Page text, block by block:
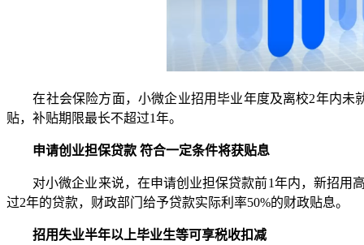
在社会保险方面，小微企业招用毕业年度及离校2年内未
贴，补贴期限最长不超过1年。
申请创业担保贷款 符合一定条件将获贴息
对小微企业来说，在申请创业担保贷款前1年内，新招用高
过2年的贷款，财政部门给予贷款实际利率50%的财政贴息。
招用失业半年以上毕业生等可享税收扣减